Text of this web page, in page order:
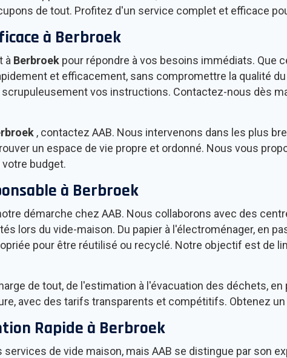
de tout. Profitez d'un service complet et efficace
à Berbroek
à Berbroek pour répondre à vos besoins immédiats. Que
et efficacement, sans compromettre la qualité
vos instructions. Contactez-nous dès
, contactez AAB. Nous intervenons dans les plus
un espace de vie propre et ordonné. Nous vous
budget.
à Berbroek
démarche chez AAB. Nous collaborons avec des
lors du vide-maison. Du papier à l'électroménager, en
pour être réutilisé ou recyclé. Notre objectif est de
de tout, de l'estimation à l'évacuation des déchets,
avec des tarifs transparents et compétitifs. Obtenez
Rapide à Berbroek
de vide maison, mais AAB se distingue par son